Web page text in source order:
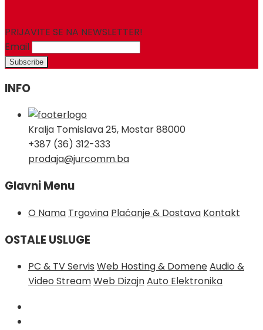
PRIJAVITE SE NA NEWSLETTER!
Email
INFO
Kralja Tomislava 25, Mostar 88000
+387 (36) 312-333
prodaja@jurcomm.ba
Glavni Menu
O Nama Trgovina Plaćanje & Dostava Kontakt
OSTALE USLUGE
PC & TV Servis Web Hosting & DomeneAudio &
Video StreamWeb DizajnAuto Elektronika